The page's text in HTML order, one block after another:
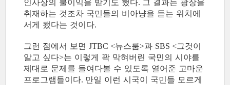
인사상의 불이익을 받기도 했다. 그 결과는 광장을
취재하는 것조차 국민들의 비아냥을 듣는 위치에
서게 됐다는 것이다.
그런 점에서 보면 JTBC <뉴스룸>과 SBS <그것이
알고 싶다>는 이렇게 꽉 막혀버린 국민의 시야를
제대로 문제를 들여다볼 수 있도록 열어준 고마운
프로그램들이다. 만일 이런 시국이 국민들 모르게